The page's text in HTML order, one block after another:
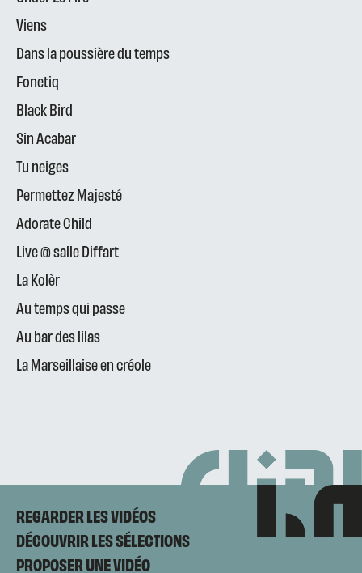
Viens
Dans la poussière du temps
Fonetiq
Black Bird
Sin Acabar
Tu neiges
Permettez Majesté
Adorate Child
Live @ salle Diffart
La Kolèr
Au temps qui passe
Au bar des lilas
La Marseillaise en créole
REGARDER LES VIDÉOS
DÉCOUVRIR LES SÉLECTIONS
PROPOSER UNE VIDÉO